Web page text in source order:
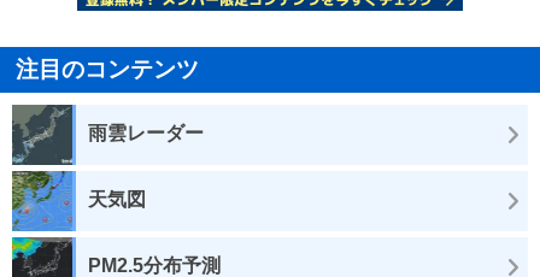
注目のコンテンツ
雨雲レーダー
天気図
PM2.5分布予測